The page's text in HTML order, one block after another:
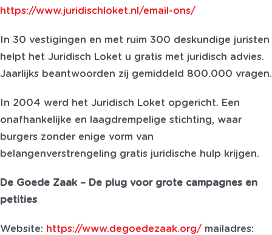
https://www.juridischloket.nl/email-ons/
In 30 vestigingen en met ruim 300 deskundige juristen
helpt het Juridisch Loket u gratis met juridisch advies.
Jaarlijks beantwoorden zij gemiddeld 800.000 vragen.
In 2004 werd het Juridisch Loket opgericht. Een
onafhankelijke en laagdrempelige stichting, waar
burgers zonder enige vorm van
belangenverstrengeling gratis juridische hulp krijgen.
De Goede Zaak – De plug voor grote campagnes en
petities
Website: https://www.degoedezaak.org/mailadres: